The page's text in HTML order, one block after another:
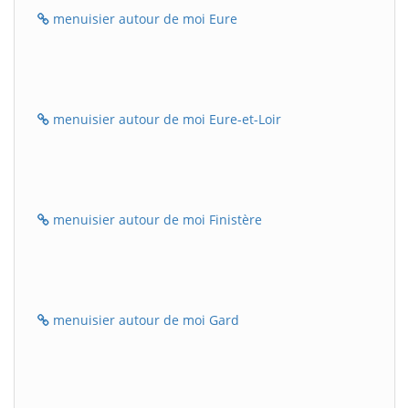
menuisier autour de moi Eure
menuisier autour de moi Eure-et-Loir
menuisier autour de moi Finistère
menuisier autour de moi Gard